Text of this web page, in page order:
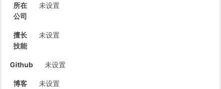
所在
公司
未设置
擅长
技能
未设置
Github 未设置
博客
未设置